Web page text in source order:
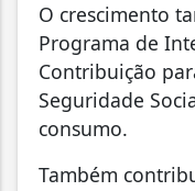
O crescimento
Programa de
Contribuição
Seguridade
consumo.
Também